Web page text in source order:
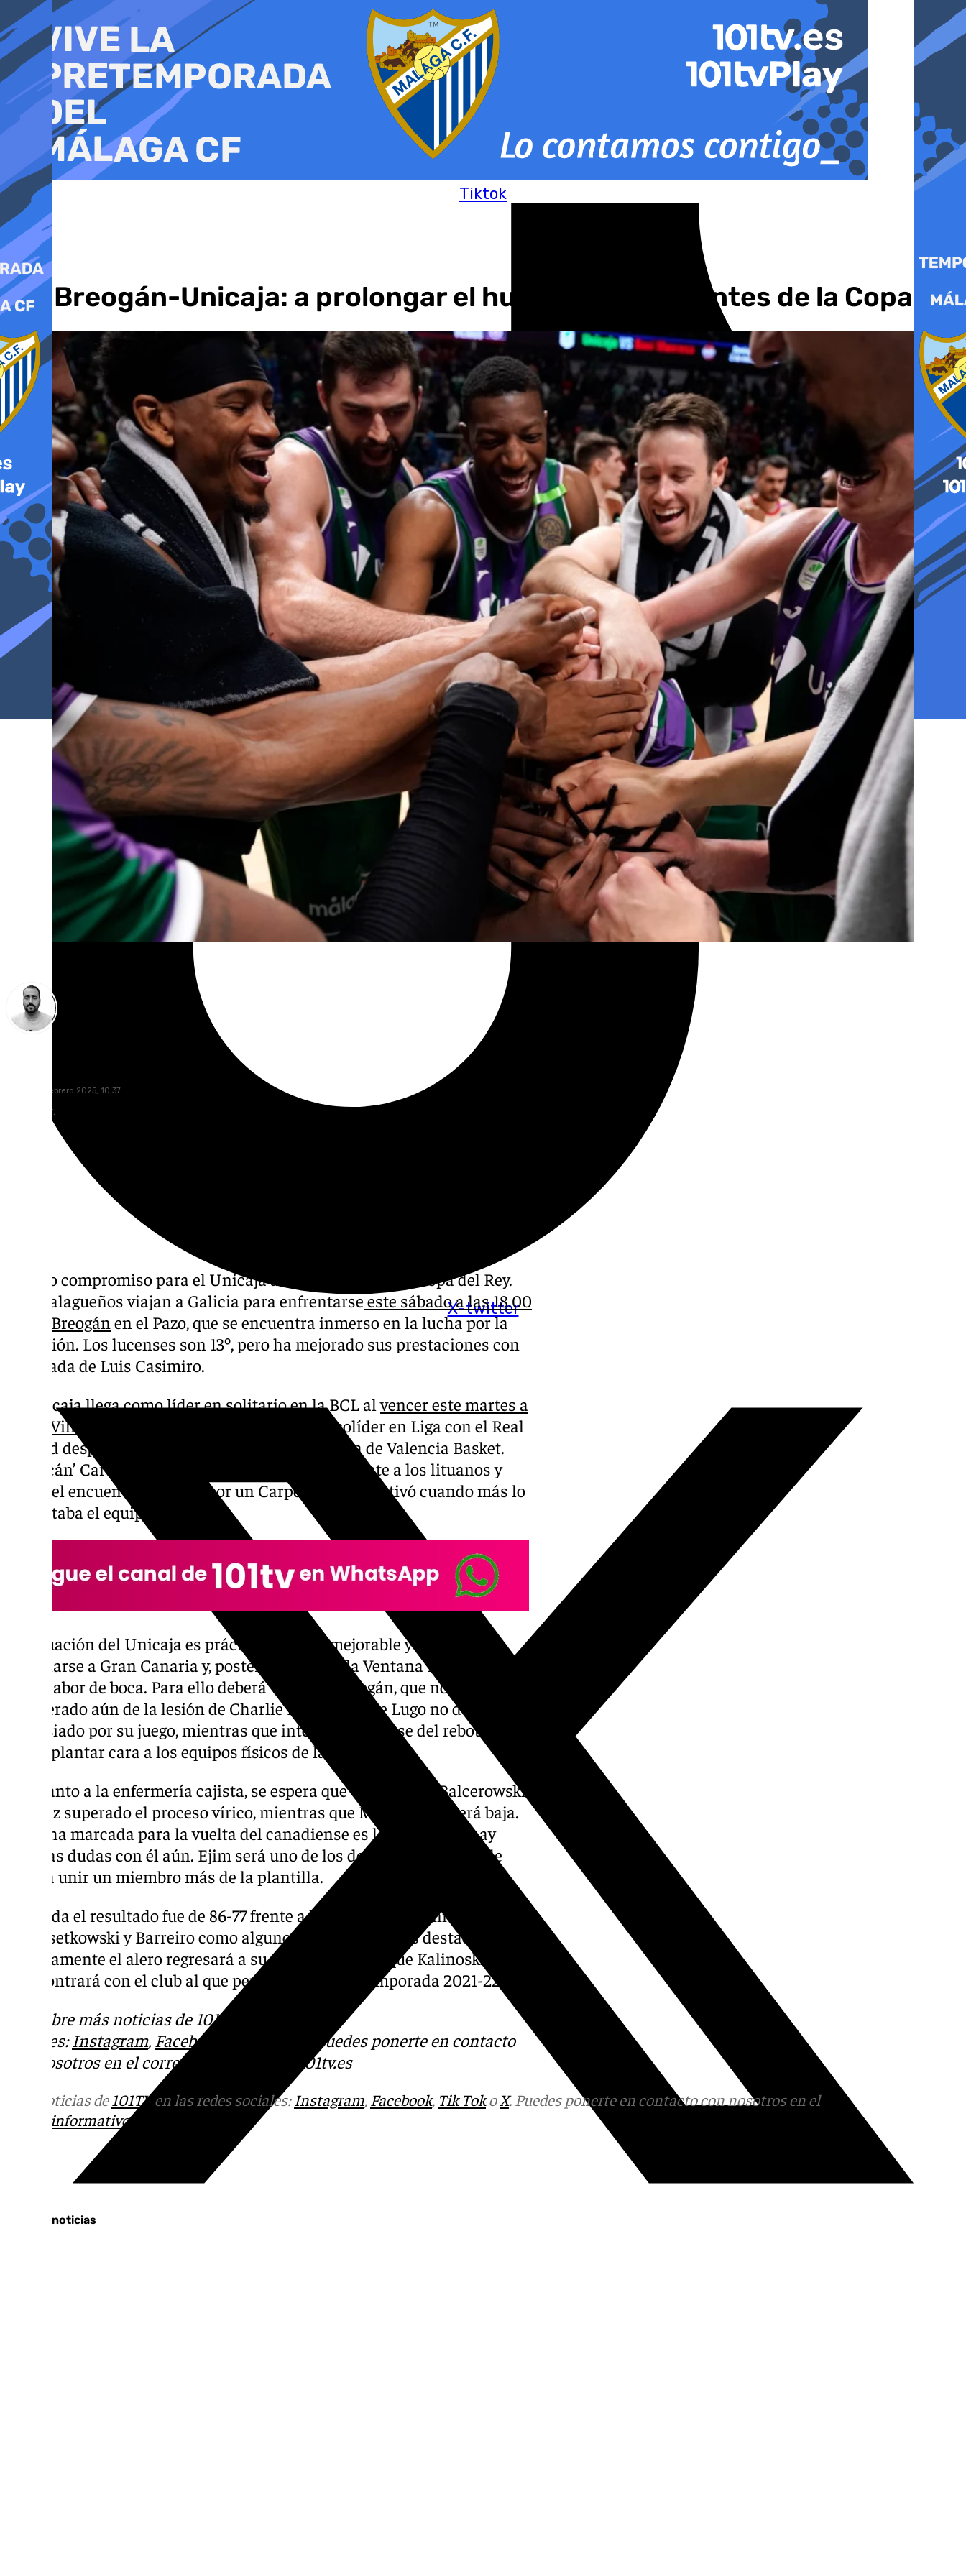
al
contenido
Tiktok
X-twitter
Río Breogán-Unicaja: a prolongar el huracán cajista antes de la Copa
sábado, 8 febrero 2025, 10:37
Compartir:
Último compromiso para el Unicaja antes de disputar la Copa del Rey.
Los malagueños viajan a Galicia para enfrentarseeste sábado a las 18.00
al Río Breogán en el Pazo, que se encuentra inmerso en la lucha por la
salvación. Los lucenses son 13º, pero ha mejorado sus prestaciones con
la llegada de Luis Casimiro.
El Unicaja llega como líder en solitario en la BCL alvencer este martes a
Rytas Vilnius
en un partido muy duro y como colíder en Liga con el Real
Madrid después de vencer a Baskonia y la derrota de Valencia Basket.
‘Huracán’ Carter fue protagonista en el partido frente a los lituanos y
acabó el encuentro coreado por un Carpena que se activó cuando más lo
necesitaba el equipo.
La situación del Unicaja es prácticamente inmejorable y buscará
marcharse a Gran Canaria y, posteriormente, a la Ventana FIBA, con
buen sabor de boca. Para ello deberá vencer a Breogán, que no se ha
recuperado aún de la lesión de Charlie Moore. Los de Lugo no destacan
demasiado por su juego, mientras que intentan apoyarse del rebote para
poder plantar cara a los equipos físicos de la ACB.
En cuanto a la enfermería cajista, se espera que vuelva Olek Balcerowski
una vez superado el proceso vírico, mientras que Melvin Ejim será baja.
La fecha marcada para la vuelta del canadiense es la Copa, pero hay
muchas dudas con él aún. Ejim será uno de los descartes, al que se le
deberá unir un miembro más de la plantilla.
En la ida el resultado fue de 86-77 frente a los gallegos. El Unicaja venció
con Osetkowski y Barreiro como algunos de los jugadores destacados.
Precisamente el alero regresará a su tierra, mientras que Kalinoski se
reencontrará con el club al que permaneció en la temporada 2021-22
Descubre más noticias de 101Tv en las redes
sociales: Instagram, Facebook
. Puedes ponerte en contacto
con nosotros en el correo
informativos@101tv.es
Más noticias de 101TVen las redes sociales: Instagram, Facebook, Tik TokoX. Puedes ponerte en contacto con nosotros en el
informativos@101tv.es
Últimas noticias